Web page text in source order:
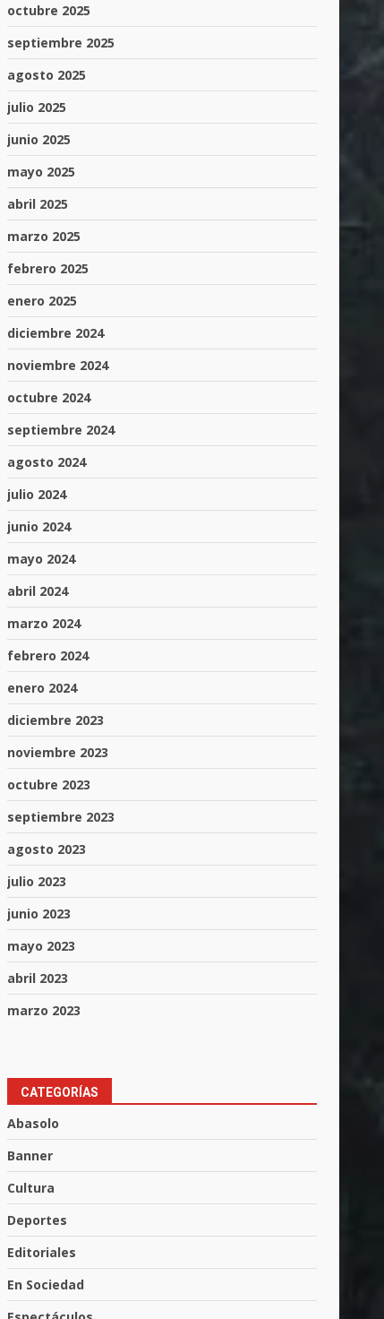
octubre 2025
septiembre 2025
agosto 2025
julio 2025
junio 2025
mayo 2025
abril 2025
marzo 2025
febrero 2025
enero 2025
diciembre 2024
noviembre 2024
octubre 2024
septiembre 2024
agosto 2024
julio 2024
junio 2024
mayo 2024
abril 2024
marzo 2024
febrero 2024
enero 2024
diciembre 2023
noviembre 2023
octubre 2023
septiembre 2023
agosto 2023
julio 2023
junio 2023
mayo 2023
abril 2023
marzo 2023
CATEGORÍAS
Abasolo
Banner
Cultura
Deportes
Editoriales
En Sociedad
3
Los Pastores: tradición que